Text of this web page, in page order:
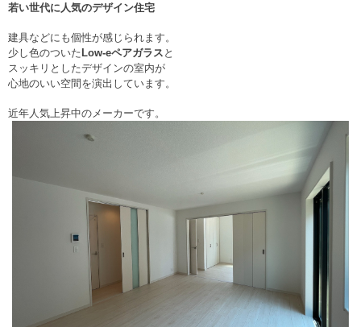
若い世代に人気のデザイン住宅
建具などにも個性が感じられます。
少し色のついたLow-eペアガラス と
スッキリとしたデザインの室内が
心地のいい空間を演出しています。
近年人気上昇中のメーカーです。